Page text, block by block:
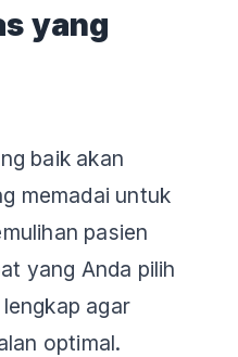
yang
baik akan
memadai untuk
pasien
yang Anda pilih
agar
optimal.